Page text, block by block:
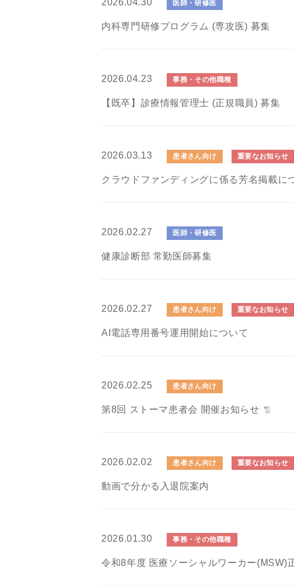
2026.04.30 医師・研修医
内科専門研修プログラム (専攻医) 募集
2026.04.23 事務・その他職種
【既卒】診療情報管理士 (正規職員) 募集
2026.03.13 患者さん向け 重要なお知らせ
クラウドファンディングに係る芳名掲載に
2026.02.27 医師・研修医
健康診断部 常勤医師募集
2026.02.27 患者さん向け 重要なお知らせ
AI電話専用番号運用開始について
2026.02.25 患者さん向け
第8回 ストーマ患者会 開催お知らせ
2026.02.02 患者さん向け 重要なお知らせ
動画で分かる入退院案内
2026.01.30 事務・その他職種
令和8年度 医療ソーシャルワーカー(MSW)